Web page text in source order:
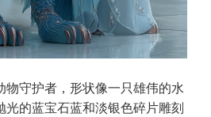
物守护者，形状像一只雄伟的水
光的蓝宝石蓝和淡银色碎片雕刻